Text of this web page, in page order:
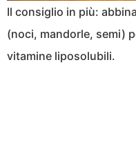
Il consiglio in più:
(noci, mandorle, semi)
vitamine liposolubili.